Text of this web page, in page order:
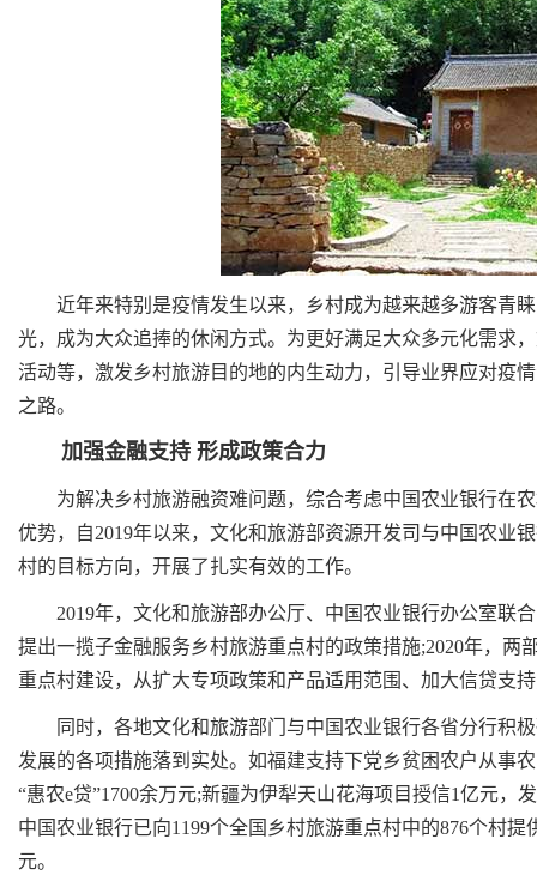
近年来特别是疫情发生以来，乡村成为越来越多游客青睐
光，成为大众追捧的休闲方式。为更好满足大众多元化需求
活动等，激发乡村旅游目的地的内生动力，引导业界应对疫
之路。
加强金融支持 形成政策合力
为解决乡村旅游融资难问题，综合考虑中国农业银行在农
优势，自2019年以来，文化和旅游部资源开发司与中国农业
村的目标方向，开展了扎实有效的工作。
2019年，文化和旅游部办公厅、中国农业银行办公室联
提出一揽子金融服务乡村旅游重点村的政策措施;2020年，
重点村建设，从扩大专项政策和产品适用范围、加大信贷支
同时，各地文化和旅游部门与中国农业银行各省分行积极
发展的各项措施落到实处。如福建支持下党乡贫困农户从事
“惠农e贷”1700余万元;新疆为伊犁天山花海项目授信1亿元
中国农业银行已向1199个全国乡村旅游重点村中的876个村
元。